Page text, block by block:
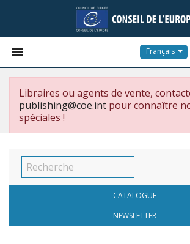
 Français
Libraires ou agents de vente,
publishing@coe.int pour connaître
spéciales !
CATALOGUE
NEWSLETTER